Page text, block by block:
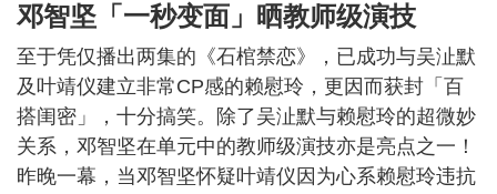
邓智坚「一秒变面」晒教师级演技
至于凭仅播出两集的《石棺禁恋》，已成功与吴沚默
及叶靖仪建立非常CP感的赖慰玲，更因而获封「百
搭闺密」，十分搞笑。除了吴沚默与赖慰玲的超微妙
关系，邓智坚在单元中的教师级演技亦是亮点之一！
昨晚一幕，当邓智坚怀疑叶靖仪因为心系赖慰玲违抗